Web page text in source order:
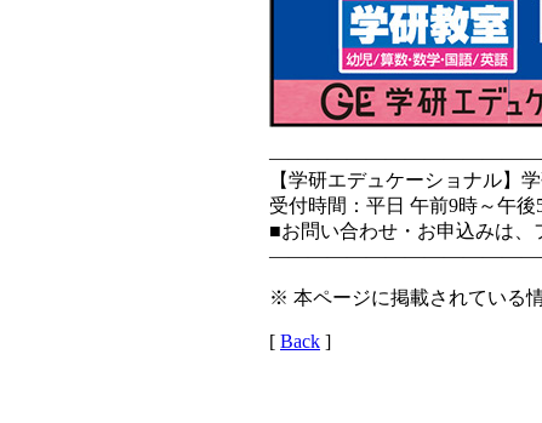
【学研エデュケーショナル
受付時間：平日 午前9時～午
■お問い合わせ・お申込みは
※ 本ページに掲載されている
[ Back ]